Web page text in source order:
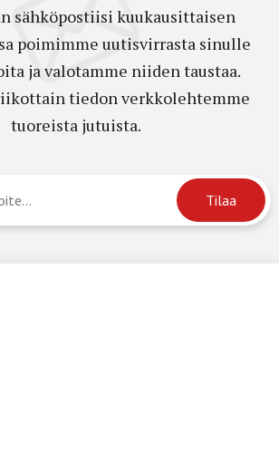
sähköpostiisi kuukausittaisen
poimimme uutisvirrasta sinulle
ja valotamme niiden taustaa.
tiedon verkkolehtemme
tuoreista jutuista.